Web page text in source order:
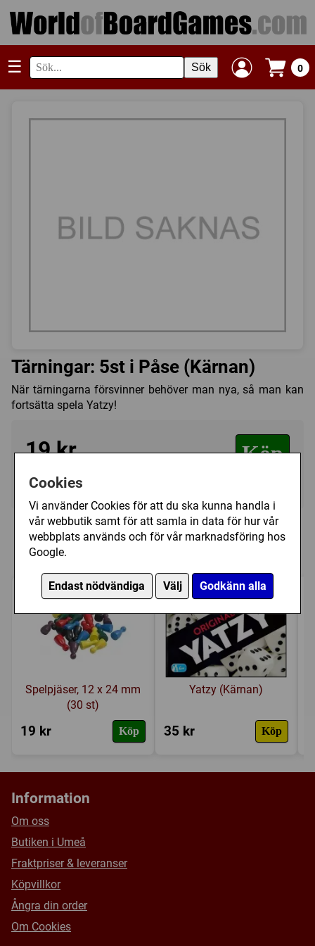
Cookies
Vi använder Cookies för att du ska kunna handla i
vår webbutik samt för att samla in data för hur vår
webbplats används och för vår marknadsföring hos
Google.
Endast nödvändiga Välj Godkänn alla
☰ Sök 0
Tärningar: 5st i Påse (Kärnan)
När tärningarna försvinner behöver man nya, så man kan
fortsätta spela Yatzy!
19 kr Köp
I lager, leveranstid 1-3 vardagar
Personer som har köpt Tärningar: 5st i
Påse (Kärnan) har också köpt
Spelpjäser, 12 x 24 mm
(30 st)
19 kr Köp
Yatzy (Kärnan)
35 kr Köp
Information
Om oss
Butiken i Umeå
Fraktpriser & leveranser
Köpvillkor
Ångra din order
Om Cookies